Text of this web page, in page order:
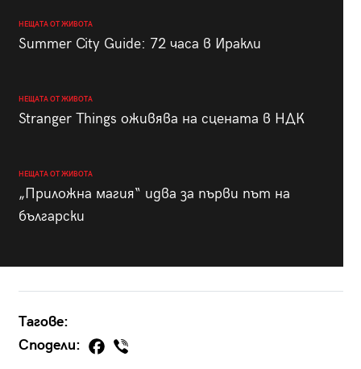
НЕЩАТА ОТ ЖИВОТА
Summer City Guide: 72 часа в Иракли
НЕЩАТА ОТ ЖИВОТА
Stranger Things оживява на сцената в НДК
НЕЩАТА ОТ ЖИВОТА
„Приложна магия“ идва за първи път на
български
Тагове:
Сподели: